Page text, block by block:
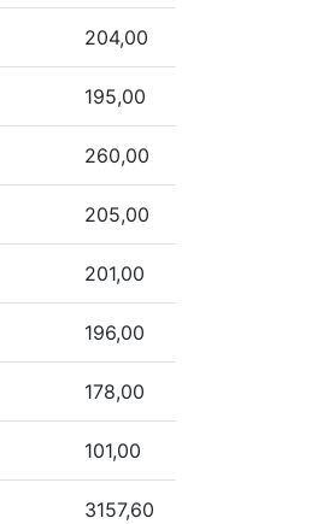
204,00
195,00
260,00
205,00
201,00
196,00
178,00
101,00
3157,60